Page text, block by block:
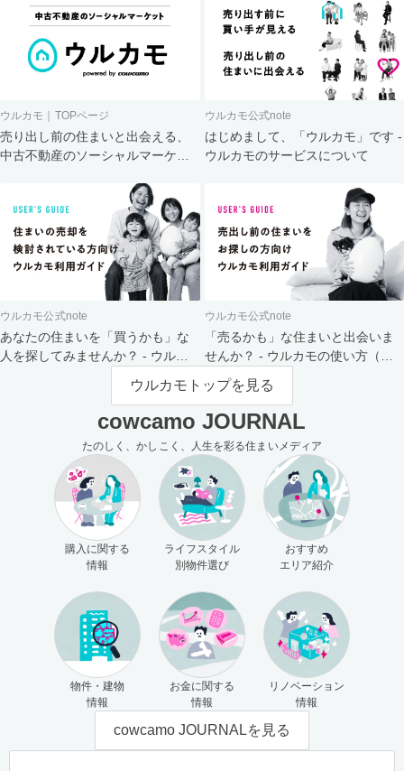
ウルカモ｜TOPページ
売り出し前の住まいと出会える、
中古不動産のソーシャルマーケッ
ウルカモ公式note
はじめまして、「ウルカモ」です -
ウルカモのサービスについて
ウルカモ公式note
あなたの住まいを「買うかも」な
人を探してみませんか？ - ウルカ
ウルカモ公式note
「売るかも」な住まいと出会いま
せんか？ - ウルカモの使い方（買
主さま向け）
ウルカモトップを見る
cowcamo JOURNAL
たのしく、かしこく、人生を彩る住まいメディア
購入に関する
情報
ライフスタイル
別物件選び
おすすめ
エリア紹介
物件・建物
情報
お金に関する
情報
リノベーション
情報
cowcamo JOURNALを見る